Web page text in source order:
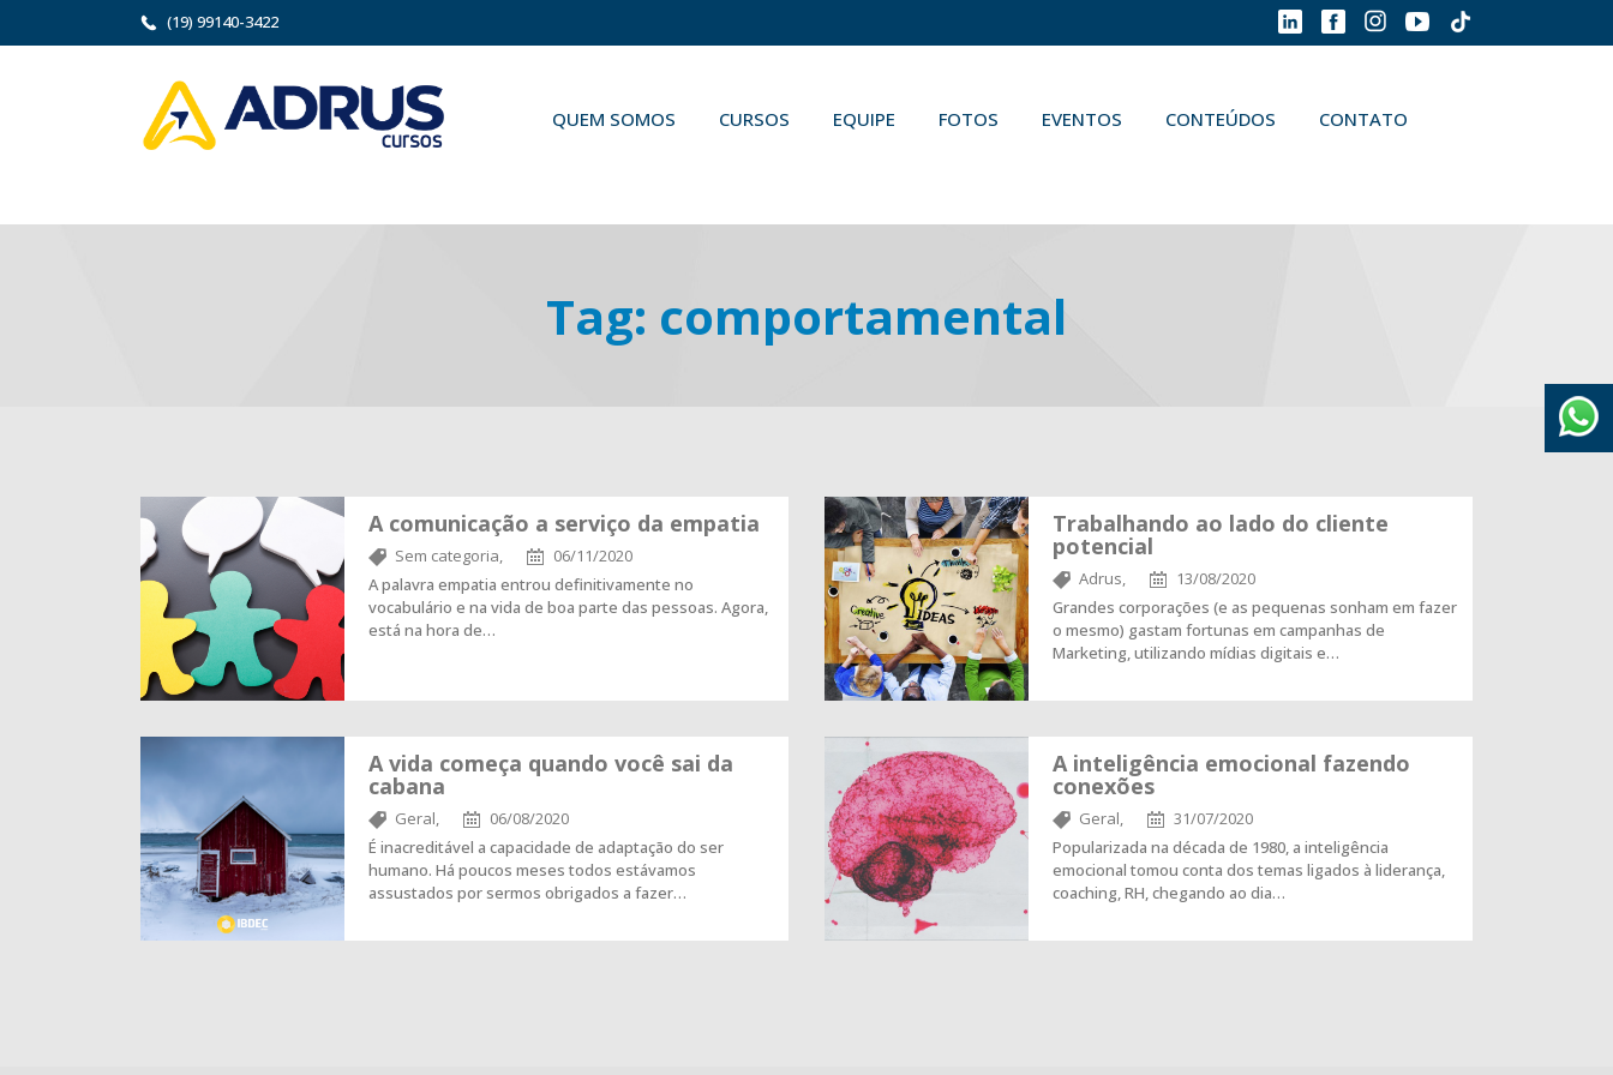
(19) 99140-3422
QUEM SOMOS CURSOS EQUIPE FOTOS EVENTOS CONTEÚDOS CONTATO
Tag: comportamental
A comunicação a serviço da empatia
Sem categoria,
06/11/2020
A palavra empatia entrou definitivamente no
vocabulário e na vida de boa parte das pessoas. Agora,
está na hora de…
Trabalhando ao lado do cliente
potencial
Adrus,
13/08/2020
Grandes corporações (e as pequenas sonham em fazer
o mesmo) gastam fortunas em campanhas de
Marketing, utilizando mídias digitais e…
A vida começa quando você sai da
cabana
Geral,
06/08/2020
É inacreditável a capacidade de adaptação do ser
humano. Há poucos meses todos estávamos
assustados por sermos obrigados a fazer…
A inteligência emocional fazendo
conexões
Geral,
31/07/2020
Popularizada na década de 1980, a inteligência
emocional tomou conta dos temas ligados à liderança,
coaching, RH, chegando ao dia…